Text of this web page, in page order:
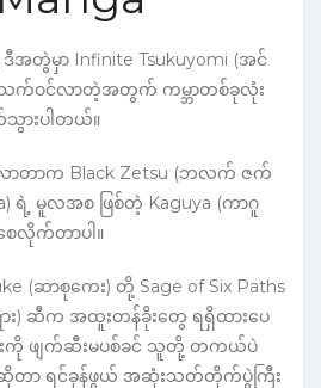
ဒီအတွဲမှာ Infinite Tsukuyomi (အင်
က်ဝင်လာတဲ့အတွက် ကမ္ဘာတစ်ခုလုံး
ားပါတယ်။
ာတာက Black Zetsu (ဘလက် ဇက်
ရဲ့ မူလအစ ဖြစ်တဲ့ Kaguya (ကာဂူ
လိုက်တာပါ။
(ဆာစုကေး) တို့ Sage of Six Paths
း) ဆီက အထူးတန်ခိုးတွေ ရရှိထားပေ
းကို ဖျက်ဆီးမပစ်ခင် သူတို့ တကယ်ပဲ
းဆိုတာ ရင်ခုန်ဖွယ် အဆုံးသတ်တိုက်ပွဲကြီး